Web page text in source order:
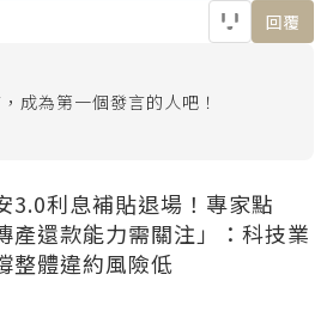
回覆
成為第一個發言的人吧！
3.0利息補貼退場！專家點
產還款能力需關注」：科技業
整體違約風險低